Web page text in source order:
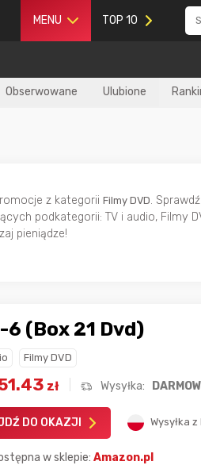
MENU TOP 10
Obserwowane Ulubione
z kategorii Filmy DVD.
podkategorii: TV i audio, Filmy
pieniądze!
6 (Box 21 Dvd)
Filmy DVD
zł Wysyłka:
DO OKAZJI Wysyłka
w sklepie:Amazon.pl
SeriousSam
USSAgent
13 sekund temu
2 godziny temu